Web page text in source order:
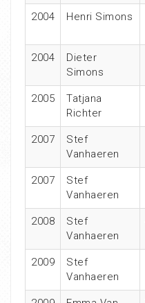
2004 Henri Simons
2004
Dieter
Simons
2005
Tatjana
Richter
2007
Stef
Vanhaeren
2007
Stef
Vanhaeren
2008
Stef
Vanhaeren
2009
Stef
Vanhaeren